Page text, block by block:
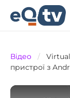
Відео /
пристрої з